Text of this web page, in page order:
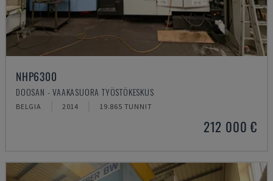
NHP6300
DOOSAN - VAAKASUORA TYÖSTÖKESKUS
BELGIA 2014 19.865 TUNNIT
212 000 €